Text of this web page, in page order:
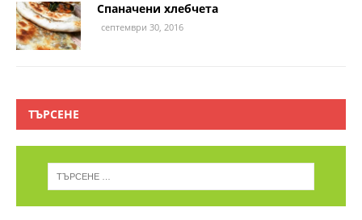
Спаначени хлебчета
септември 30, 2016
ТЪРСЕНЕ